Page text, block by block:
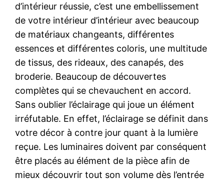
d’intérieur réussie, c’est une embellissement
de votre intérieur d’intérieur avec beaucoup
de matériaux changeants, différentes
essences et différentes coloris, une multitude
de tissus, des rideaux, des canapés, des
broderie. Beaucoup de découvertes
complètes qui se chevauchent en accord.
Sans oublier l’éclairage qui joue un élément
irréfutable. En effet, l’éclairage se définit dans
votre décor à contre jour quant à la lumière
reçue. Les luminaires doivent par conséquent
être placés au élément de la pièce afin de
mieux découvrir tout son volume dès l’entrée